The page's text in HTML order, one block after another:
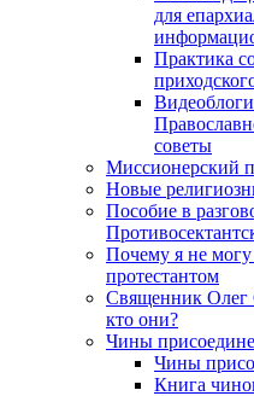
для
Практика
советы
Миссионерский
Новые
Пособие в
Почему я не могу
протестантом
Священник Олег
кто они?
Чины
Чины
Книга